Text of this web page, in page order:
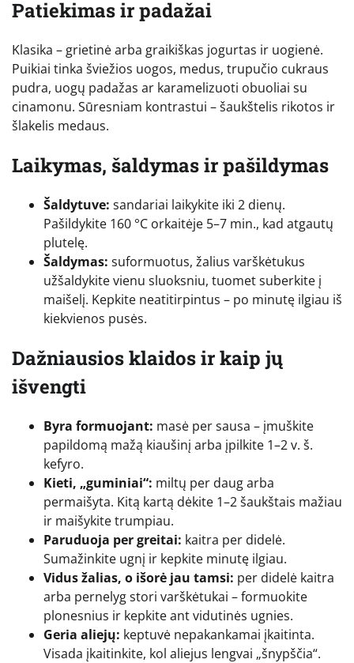
Patiekimas ir padažai
Klasika – grietinė arba graikiškas jogurtas ir uogienė.
Puikiai tinka šviežios uogos, medus, trupučio cukraus
pudra, uogų padažas ar karamelizuoti obuoliai su
cinamonu. Sūresniam kontrastui – šaukštelis rikotos ir
šlakelis medaus.
Laikymas, šaldymas ir pašildymas
Šaldytuve: sandariai laikykite iki 2 dienų.
Pašildykite 160 °C orkaitėje 5–7 min., kad atgautų
plutelę.
Šaldymas: suformuotus, žalius varškėtukus
užšaldykite vienu sluoksniu, tuomet suberkite į
maišelį. Kepkite neatitirpintus – po minutę ilgiau iš
kiekvienos pusės.
Dažniausios klaidos ir kaip jų
išvengti
Byra formuojant: masė per sausa – įmuškite
papildomą mažą kiaušinį arba įpilkite 1–2 v. š.
kefyro.
Kieti, „guminiai“: miltų per daug arba
permaišyta. Kitą kartą dėkite 1–2 šaukštais mažiau
ir maišykite trumpiau.
Paruduoja per greitai: kaitra per didelė.
Sumažinkite ugnį ir kepkite minutę ilgiau.
Vidus žalias, o išorė jau tamsi: per didelė kaitra
arba pernelyg stori varškėtukai – formuokite
plonesnius ir kepkite ant vidutinės ugnies.
Geria aliejų: keptuvė nepakankamai įkaitinta.
Visada įkaitinkite, kol aliejus lengvai „šnypščia“.